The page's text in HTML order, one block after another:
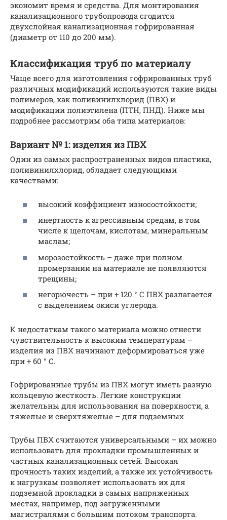
экономит время и средства. Для монтирования
канализационного трубопровода сгодится
двухслойная канализационная гофрированная
(диаметр от 110 до 200 мм).
Классификация труб по материалу
Чаще всего для изготовления гофрированных труб
различных модификаций используются такие виды
полимеров, как поливинилхлорид (ПВХ) и
модификации полиэтилена (ПТН, ПНД). Ниже мы
подробнее рассмотрим оба типа материалов:
Вариант № 1: изделия из ПВХ
Один из самых распространенных видов пластика,
поливинилхлорид, обладает следующими
качествами:
высокий коэффициент износостойкости;
инертность к агрессивным средам, в том
числе к щелочам, кислотам, минеральным
маслам;
морозостойкость – даже при полном
промерзании на материале не появляются
трещины;
негорючесть – при + 120 ° С ПВХ разлагается
с выделением окиси углерода.
К недостаткам такого материала можно отнести
чувствительность к высоким температурам –
изделия из ПВХ начинают деформироваться уже
при + 60 ° С.
Гофрированные трубы из ПВХ могут иметь разную
кольцевую жесткость. Легкие конструкции
желательны для использования на поверхности, а
тяжелые и сверхтяжелые – для подземных
Трубы ПВХ считаются универсальными – их можно
использовать для прокладки промышленных и
частных канализационных сетей. Высокая
прочность таких изделий, а также их устойчивость
к нагрузкам позволяет использовать их для
подземной прокладки в самых напряженных
местах, например, под загруженными
магистралями с большим потоком транспорта.